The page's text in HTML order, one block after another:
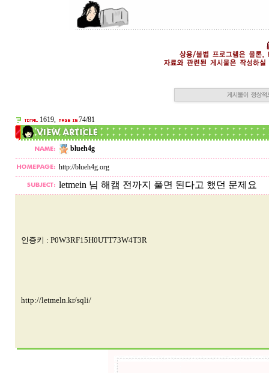
1619, 74/81
blueh4g
http://blueh4g.org
letmein 님 해캠 전까지 풀면 된다고 했던 문제요
인증키 : P0W3RF15H0UTT73W4T3R
http://letmeln.kr/sqli/